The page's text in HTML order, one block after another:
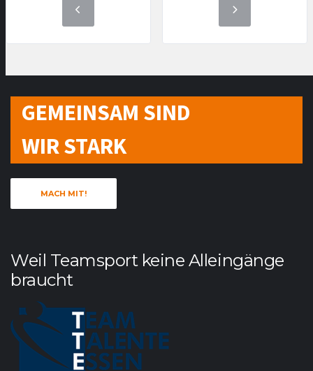
GEMEINSAM SIND
WIR STARK
MACH MIT!
Weil Teamsport keine Alleingänge
braucht